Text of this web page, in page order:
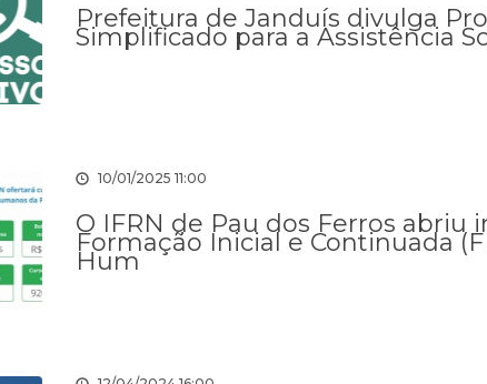
Prefeitura de Janduís divulga
Simplificado para a Assistência
10/01/2025 11:00
O IFRN de Pau dos Ferros abriu
Formação Inicial e Continuada
Hum